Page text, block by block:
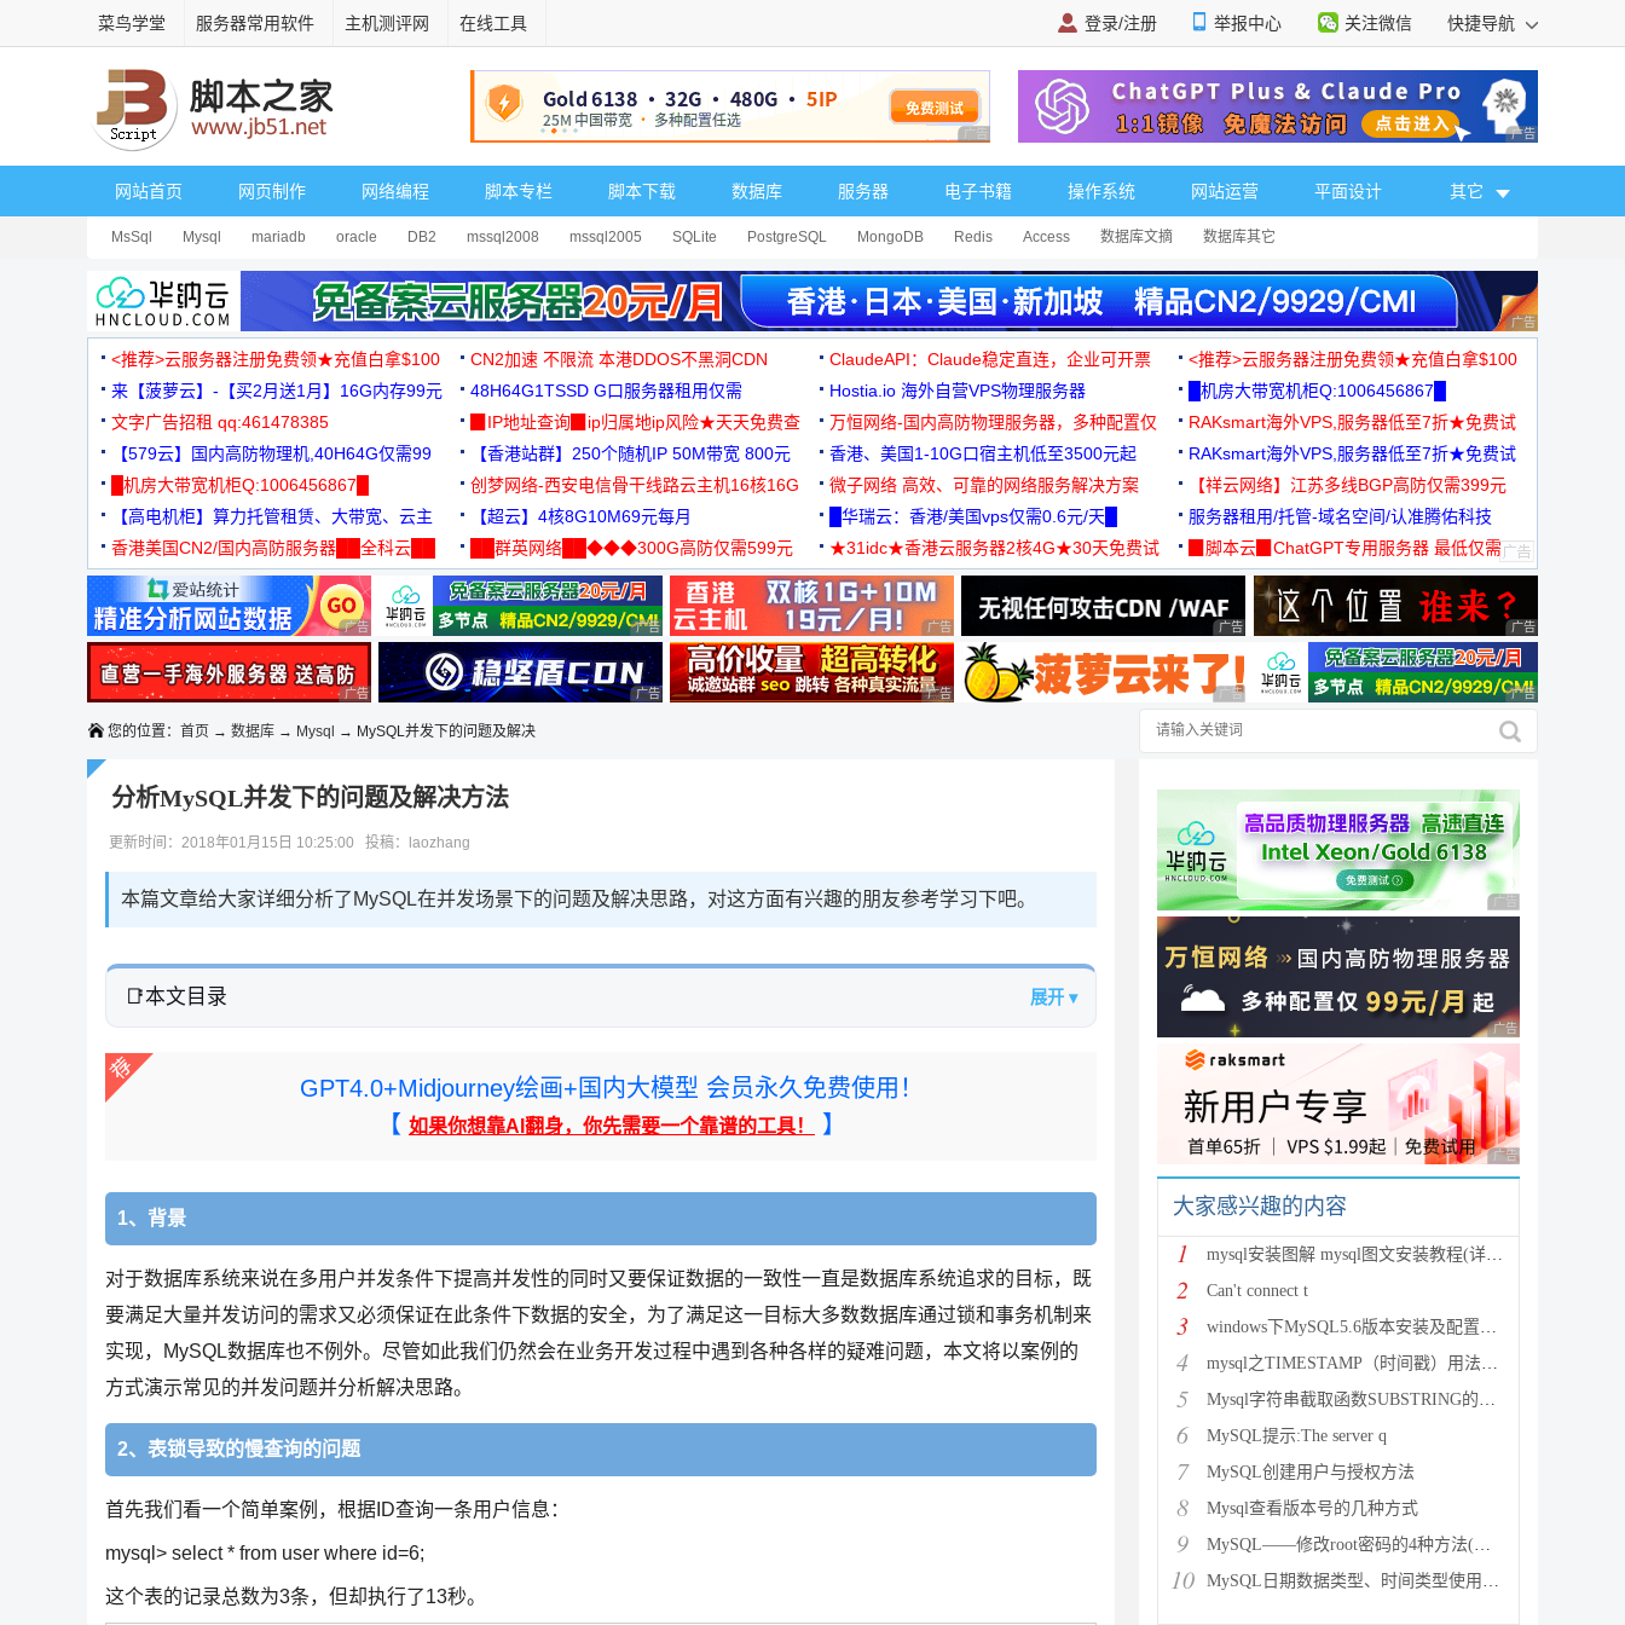
菜鸟学堂 服务器常用软件 主机测评网 在线工具 登录/注册 举报中心 关注微信 快捷导航
广告 商业广告，理性选择 广告 商业广告，理
网站首页 网页制作 网络编程 脚本专栏 脚本下载 数据库 服务器 电子书籍 操作系统 网站运营 平面设计 其它
MsSql Mysql mariadb oracle DB2 mssql2008 mssql2005 SQLite PostgreSQL MongoDB Redis Access 数据库文摘 数据库其它
广告 商业广告，理
<推荐>云服务器注册免费领★充值白拿$100 CN2加速 不限流 本港DDOS不黑洞CDN ClaudeAPI：Claude稳定直连，企业可开票
<推荐>云服务器注册免费领★充值白拿$100
来【菠萝云】-【买2月送1月】16G内存99元
48H64G1TSSD G口服务器租用仅需
3000+可免费测试
Hostia.io 海外自营VPS物理服务器
█机房大带宽机柜Q:1006456867█
文字广告招租 qq:461478385
▉IP地址查询▉ip归属地ip风险★天天免费查
万恒网络-国内高防物理服务器，多种配置仅
99元/月起
RAKsmart海外VPS,服务器低至7折★免费试
用★
【579云】国内高防物理机,40H64G仅需99
元
【香港站群】250个随机IP 50M带宽 800元 香港、美国1-10G口宿主机低至3500元起
RAKsmart海外VPS,服务器低至7折★免费试
用★
█机房大带宽机柜Q:1006456867█
创梦网络-西安电信骨干线路云主机16核16G
88元/月
微子网络 高效、可靠的网络服务解决方案
【祥云网络】江苏多线BGP高防仅需399元
【高电机柜】算力托管租赁、大带宽、云主
机
【超云】4核8G10M69元每月 █华瑞云：香港/美国vps仅需0.6元/天█
服务器租用/托管-域名空间/认准腾佑科技
香港美国CN2/国内高防服务器██全科云██
██群英网络██◆◆◆300G高防仅需599元
◆◆◆
★31idc★香港云服务器2核4G★30天免费试
用◆
▉脚本云▉ChatGPT专用服务器 最低仅需
19元/月
广告 商业广告，理性选择 广告 商业广告，理性选择 广告 商业广告，理性选择 广告 商业广告，理性选择 广告 商业广告，理
广告 商业广告，理性选择 广告 商业广告，理性选择 广告 商业广告，理性选择 广告 商业广告，理性选择 广告 商业广告，理
您的位置： 首页 → 数据库 → Mysql → MySQL并发下的问题及解决
分析MySQL并发下的问题及解决方法
更新时间：2018年01月15日 10:25:00 投稿：laozhang
本篇文章给大家详细分析了MySQL在并发场景下的问题及解决思路，对这方面有兴趣的朋友参考学习下吧。
本文目录 展开 ▾
GPT4.0+Midjourney绘画+国内大模型 会员永久免费使用！
【 如果你想靠AI翻身，你先需要一个靠谱的工具！ 】
1、背景
对于数据库系统来说在多用户并发条件下提高并发性的同时又要保证数据的一致性一直是数据库系统追求的目标，既
要满足大量并发访问的需求又必须保证在此条件下数据的安全，为了满足这一目标大多数数据库通过锁和事务机制来
实现，MySQL数据库也不例外。尽管如此我们仍然会在业务开发过程中遇到各种各样的疑难问题，本文将以案例的
方式演示常见的并发问题并分析解决思路。
2、表锁导致的慢查询的问题
首先我们看一个简单案例，根据ID查询一条用户信息：
mysql> select * from user where id=6;
这个表的记录总数为3条，但却执行了13秒。
广告 商业广告，理性
广告 商业广告，理性
广告 商业广告，理性
大家感兴趣的内容
1 mysql安装图解 mysql图文安装教程(详细说明)
2 Can't connect t
3 windows下MySQL5.6版本安装及配置过程附有截图和
4 mysql之TIMESTAMP（时间戳）用法详解
5 Mysql字符串截取函数SUBSTRING的用法说明
6 MySQL提示:The server q
7 MySQL创建用户与授权方法
8 Mysql查看版本号的几种方式
9 MySQL——修改root密码的4种方法(以windows为
10 MySQL日期数据类型、时间类型使用总结